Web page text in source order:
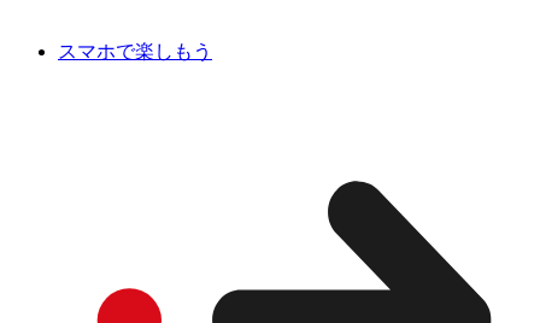
スマホで楽しもう